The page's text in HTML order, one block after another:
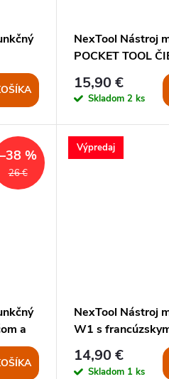
NexTool Nástroj
POCKET TOOL
15,90 €
Skladom 2 ks
26 €
–38 %
a
Výpredaj
NexTool Nástroj
W1 s
MODRÝ
14,90 €
Skladom 1 ks